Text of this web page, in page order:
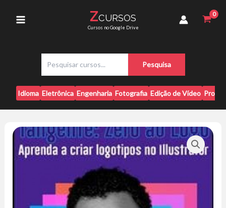
Menu
ZCURSOS
Cursos no Google Drive
s
q
u
i
a
r
Pesquisa
Idioma Eletrônica Engenharia Fotografia Edição de Vídeo